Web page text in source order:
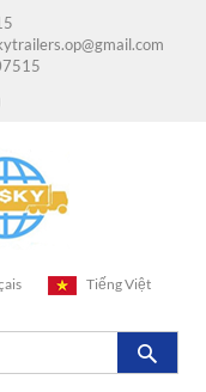
Tiếng Việt